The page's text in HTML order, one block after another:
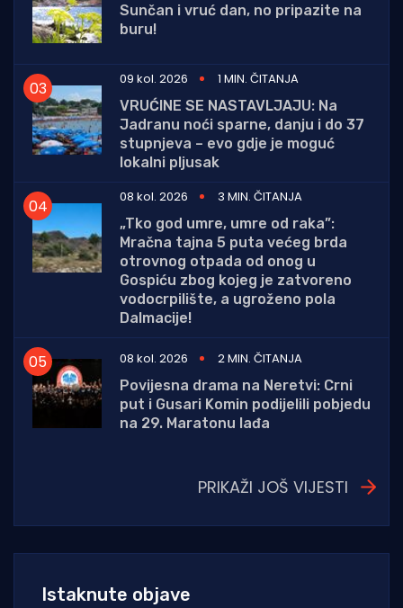
Sunčan i vruć dan, no pripazite na
buru!
09 kol. 2026
1 MIN. ČITANJA
VRUĆINE SE NASTAVLJAJU: Na
Jadranu noći sparne, danju i do 37
stupnjeva – evo gdje je moguć
lokalni pljusak
08 kol. 2026
3 MIN. ČITANJA
„Tko god umre, umre od raka”:
Mračna tajna 5 puta većeg brda
otrovnog otpada od onog u
Gospiću zbog kojeg je zatvoreno
vodocrpilište, a ugroženo pola
Dalmacije!
08 kol. 2026
2 MIN. ČITANJA
Povijesna drama na Neretvi: Crni
put i Gusari Komin podijelili pobjedu
na 29. Maratonu lađa
PRIKAŽI JOŠ VIJESTI
Istaknute objave